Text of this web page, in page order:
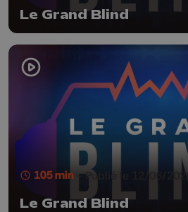
Le Grand Blind
105 min - Publié le 12/06/2026
Le Grand Blind